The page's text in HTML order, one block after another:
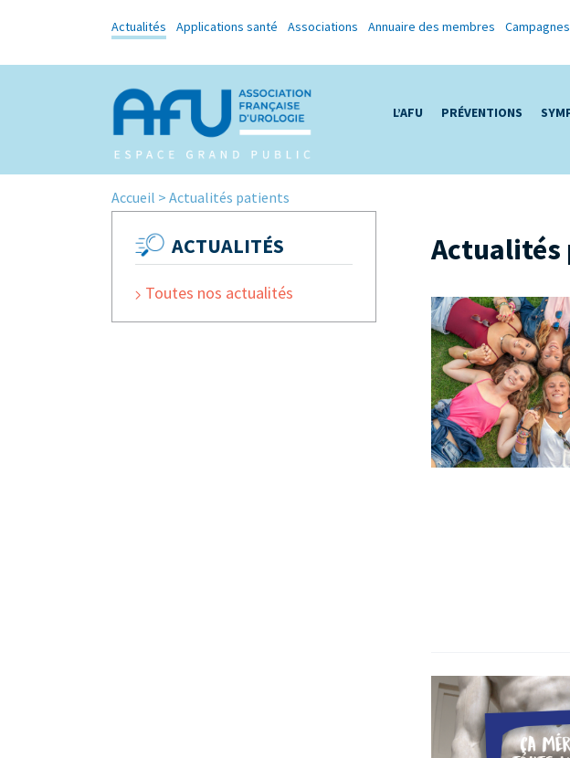
Actualités Applications santé Associations Annuaire des membres
L’AFU PRÉVENTIONS
Accueil > Actualités patients
ACTUALITÉS
Toutes nos actualités
Actualités